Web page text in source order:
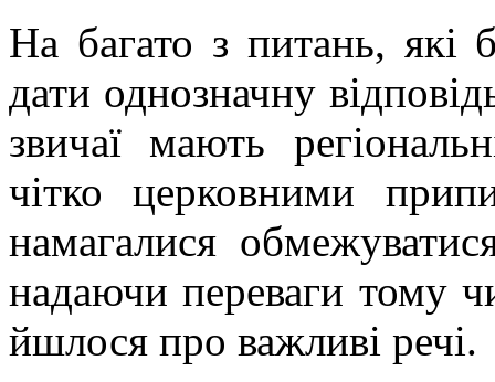
На багато з питань, які
дати однозначну
звичаї мають
чітко церковними
намагалися
надаючи переваги тому
йшлося про важливі речі.